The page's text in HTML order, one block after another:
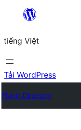
Chuyển
phần
nội
dung
tiếng Việt
Tải WordPress
Plugin Directory